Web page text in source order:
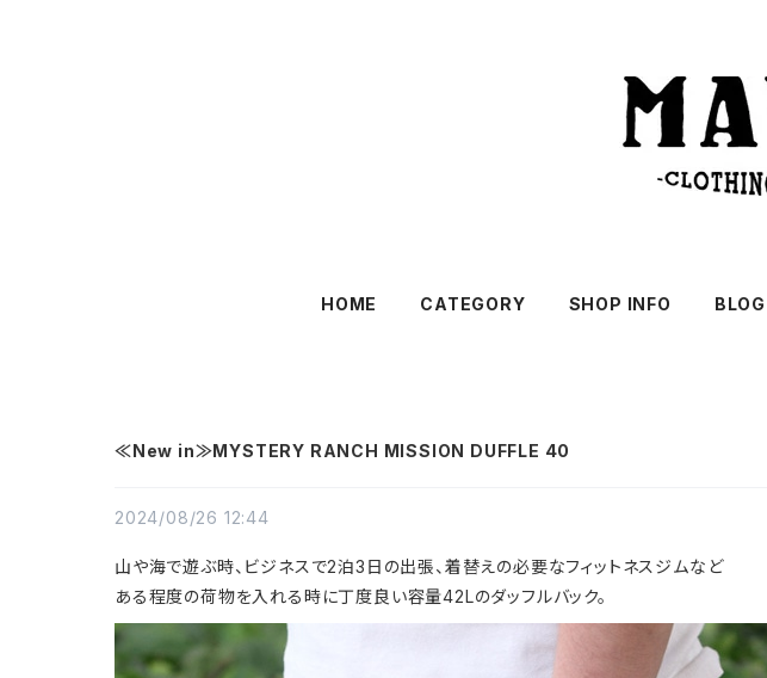
HOME CATEGORY SHOP INFO BLOG
≪New in≫MYSTERY RANCH MISSION DUFFLE 40
2024/08/26 12:44
山や海で遊ぶ時、ビジネスで2泊3日の出張、着替えの必要なフィットネスジムなど
ある程度の荷物を入れる時に丁度良い容量42Lのダッフルバック。